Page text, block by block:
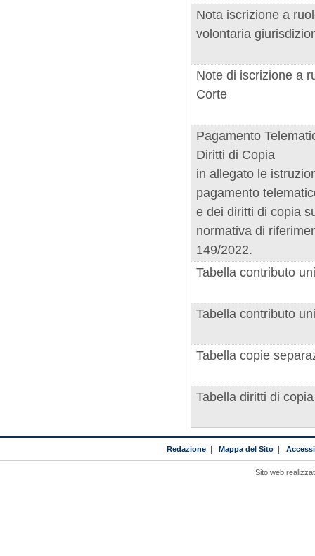
Nota iscrizione a
volontaria
Note di iscrizione a
Corte
Pagamento
Diritti di Copia
in allegato le
pagamento
e dei diritti di copia
normativa di
149/2022.
Tabella contributo
Tabella contributo
Tabella copie
Tabella diritti di copia
Redazione| Mappa del Sito|
Sito web